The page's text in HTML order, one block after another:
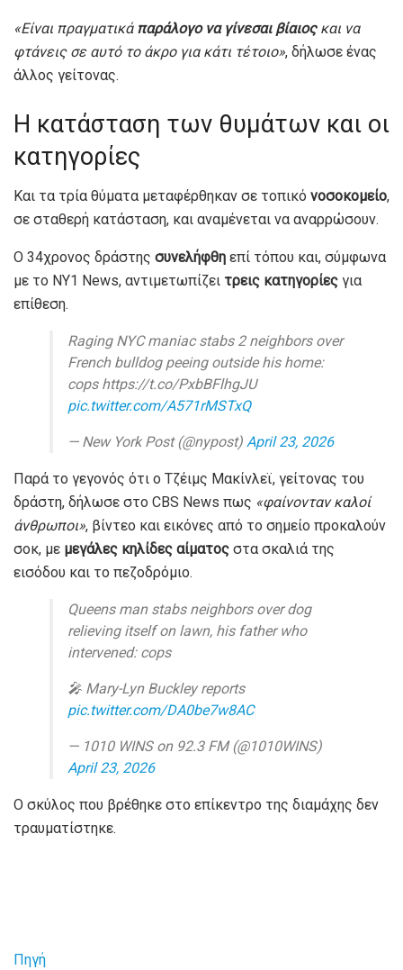
«Είναι πραγματικά παράλογο να γίνεσαι βίαιοςκαι να
φτάνεις σε αυτό το άκρο για κάτι τέτοιο», δήλωσε ένας
άλλος γείτονας.
Η κατάσταση των θυμάτων και οι
κατηγορίες
Και τα τρία θύματα μεταφέρθηκαν σε τοπικό νοσοκομείο,
σε σταθερή κατάσταση, και αναμένεται να αναρρώσουν.
Ο 34χρονος δράστης συνελήφθη επί τόπου και, σύμφωνα
με το NY1 News, αντιμετωπίζει τρεις κατηγορίες για
επίθεση.
Raging NYC maniac stabs 2 neighbors over
French bulldog peeing outside his home:
cops https://t.co/PxbBFlhgJU
pic.twitter.com/A571rMSTxQ
— New York Post (@nypost) April 23, 2026
Παρά το γεγονός ότι ο Τζέιμς Μακίνλεϊ, γείτονας του
δράστη, δήλωσε στο CBS News πως «φαίνονταν καλοί
άνθρωποι», βίντεο και εικόνες από το σημείο προκαλούν
σοκ, με μεγάλες κηλίδες αίματος στα σκαλιά της
εισόδου και το πεζοδρόμιο.
Queens man stabs neighbors over dog
relieving itself on lawn, his father who
intervened: cops
🎤 Mary-Lyn Buckley reports
pic.twitter.com/DA0be7w8AC
— 1010 WINS on 92.3 FM (@1010WINS)
April 23, 2026
Ο σκύλος που βρέθηκε στο επίκεντρο της διαμάχης δεν
τραυματίστηκε.
Πηγή